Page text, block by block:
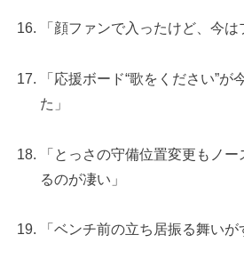
「顔ファンで入ったけど、今は
「応援ボード“歌をください”が
た」
「とっさの守備位置変更もノ
るのが凄い」
「ベンチ前の立ち居振る舞いが